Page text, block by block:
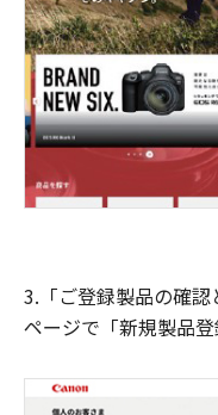
3.「ご登録製品の確認
ページで「新規製品